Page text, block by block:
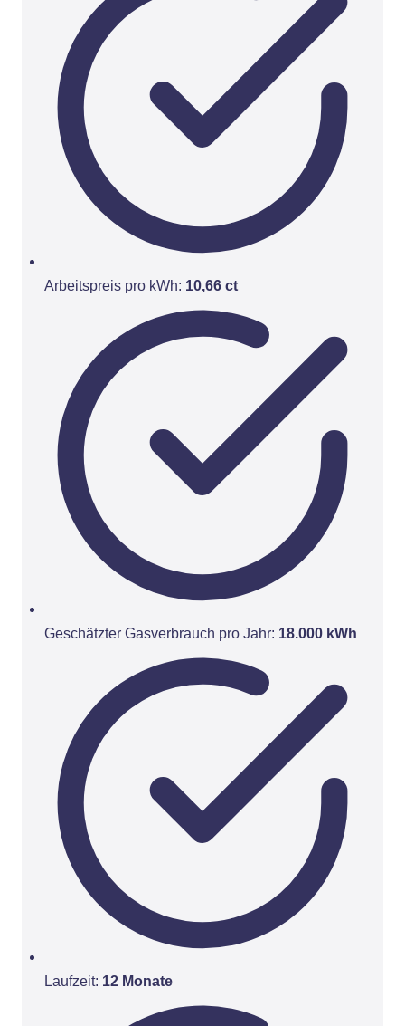
Arbeitspreis pro kWh: 10,66 ct
Geschätzter Gasverbrauch pro Jahr: 18.000 kWh
Laufzeit: 12 Monate